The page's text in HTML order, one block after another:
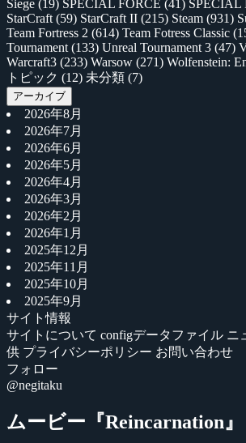
Siege (19) SPECIAL FORCE (41) SPECIAL
StarCraft (59) StarCraft II (215) Steam (931)
Team Fortress 2 (614) Team Fotress Classic
Tournament (133) Unreal Tournament 3 (47)
Warcraft3 (233) Warsow (271) Wolfenstein:
トピック (12) 未分類 (7)
アーカイブ
2026年8月
2026年7月
2026年6月
2026年5月
2026年4月
2026年3月
2026年2月
2026年1月
2025年12月
2025年11月
2025年10月
2025年9月
サイト情報
サイトについて configデータファイル ニ
供 プライバシーポリシー お問い合わせ
フォロー
@negitaku
ムービー『Reincarnation』